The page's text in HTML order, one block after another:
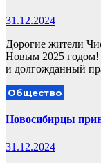
31.12.2024
Дорогие жители
Новым 2025
и долгожданный
Общество
Новосибирцы
31.12.2024